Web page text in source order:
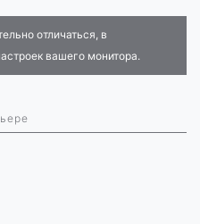
отличаться, в
вашего монитора.